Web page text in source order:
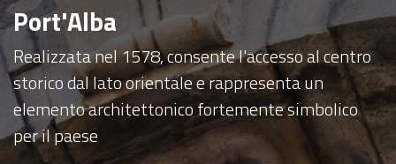
Port'Alba
Realizzata nel 1578, consente l'accesso al centro
storico dal lato orientale e rappresenta un
elemento architettonico fortemente simbolico
per il paese